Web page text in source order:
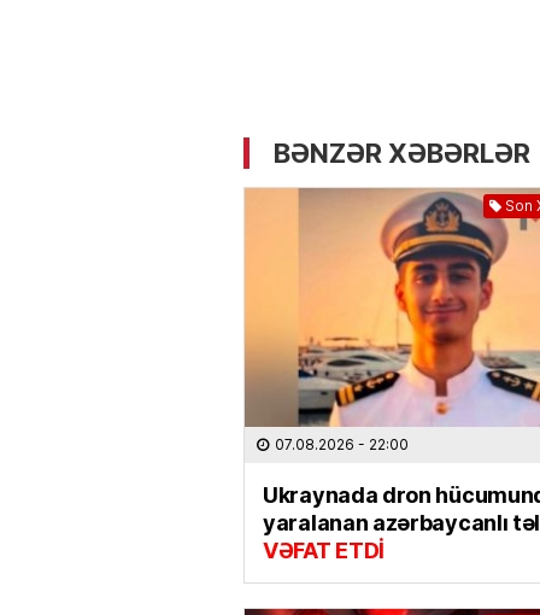
BƏNZƏR XƏBƏRLƏR
Son
07.08.2026 - 22:00
Ukraynada dron
yaralanan azərbaycanlı
VƏFAT ETDİ